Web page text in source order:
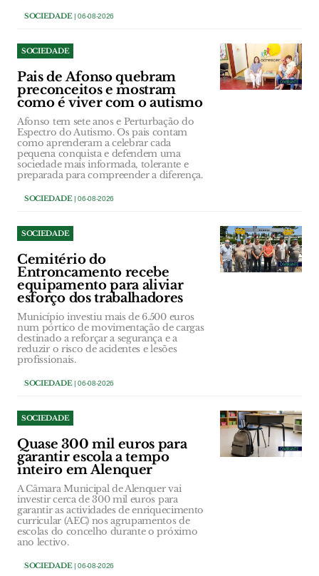
SOCIEDADE| 06-08-2026
SOCIEDADE
Pais de Afonso quebram
preconceitos e mostram
como é viver com o autismo
Afonso tem sete anos e Perturbação do
Espectro do Autismo. Os pais contam
como aprenderam a celebrar cada
pequena conquista e defendem uma
sociedade mais informada, tolerante e
preparada para compreender a diferença.
SOCIEDADE| 06-08-2026
SOCIEDADE
Cemitério do
Entroncamento recebe
equipamento para aliviar
esforço dos trabalhadores
Município investiu mais de 6.500 euros
num pórtico de movimentação de cargas
destinado a reforçar a segurança e a
reduzir o risco de acidentes e lesões
profissionais.
SOCIEDADE| 06-08-2026
SOCIEDADE
Quase 300 mil euros para
garantir escola a tempo
inteiro em Alenquer
A Câmara Municipal de Alenquer vai
investir cerca de 300 mil euros para
garantir as actividades de enriquecimento
curricular (AEC) nos agrupamentos de
escolas do concelho durante o próximo
ano lectivo.
SOCIEDADE| 06-08-2026